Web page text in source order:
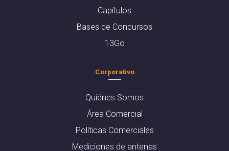
Capítulos
Bases de Concursos
13Go
Corporativo
Quiénes Somos
Área Comercial
Políticas Comerciales
Mediciones de antenas